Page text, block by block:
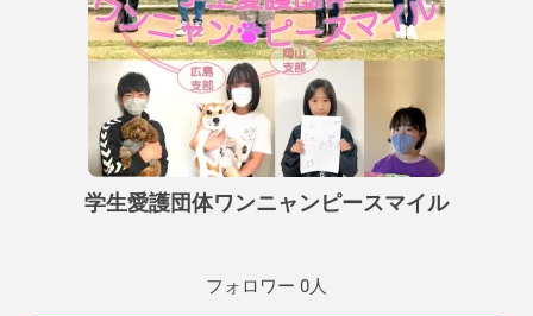
学生愛護団体ワンニャンピースマイル
フォロワー 0人